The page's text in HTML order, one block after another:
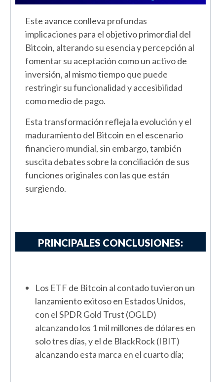
Este avance conlleva profundas
implicaciones para el objetivo primordial del
Bitcoin, alterando su esencia y percepción al
fomentar su aceptación como un activo de
inversión, al mismo tiempo que puede
restringir su funcionalidad y accesibilidad
como medio de pago.
Esta transformación refleja la evolución y el
maduramiento del Bitcoin en el escenario
financiero mundial, sin embargo, también
suscita debates sobre la conciliación de sus
funciones originales con las que están
surgiendo.
PRINCIPALES CONCLUSIONES:
Los ETF de Bitcoin al contado tuvieron un
lanzamiento exitoso en Estados Unidos,
con el SPDR Gold Trust (OGLD)
alcanzando los 1 mil millones de dólares en
solo tres días, y el de BlackRock (IBIT)
alcanzando esta marca en el cuarto día;